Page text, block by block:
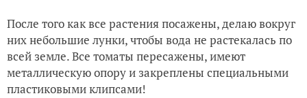
После того как все растения посажены, делаю вокруг
них небольшие лунки, чтобы вода не растекалась по
всей земле. Все томаты пересажены, имеют
металлическую опору и закреплены специальными
пластиковыми клипсами!